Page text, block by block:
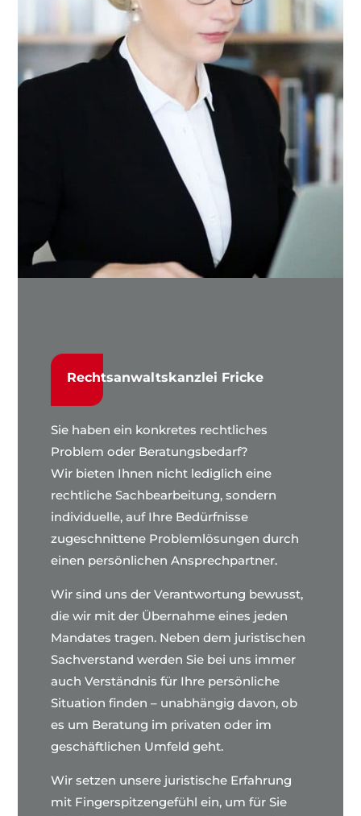
Rechtsanwaltskanzlei Fricke
Sie haben ein konkretes rechtliches
Problem oder Beratungsbedarf?
Wir bieten Ihnen nicht lediglich eine
rechtliche Sachbearbeitung, sondern
individuelle, auf Ihre Bedürfnisse
zugeschnittene Problemlösungen durch
einen persönlichen Ansprechpartner.
Wir sind uns der Verantwortung bewusst,
die wir mit der Übernahme eines jeden
Mandates tragen. Neben dem juristischen
Sachverstand werden Sie bei uns immer
auch Verständnis für Ihre persönliche
Situation finden – unabhängig davon, ob
es um Beratung im privaten oder im
geschäftlichen Umfeld geht.
Wir setzen unsere juristische Erfahrung
mit Fingerspitzengefühl ein, um für Sie